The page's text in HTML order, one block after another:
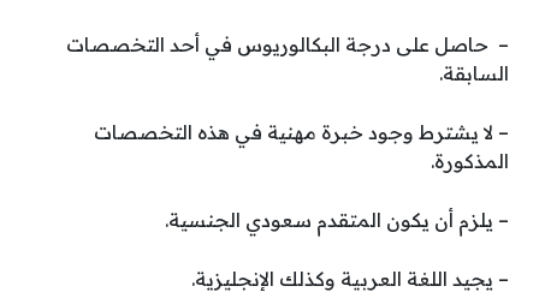
– حاصل على درجة البكالوريوس في أحد التخصصات
السابقة.
– لا يشترط وجود خبرة مهنية في هذه التخصصات
المذكورة.
– يلزم أن يكون المتقدم سعودي الجنسية.
– يجيد اللغة العربية وكذلك الإنجليزية.